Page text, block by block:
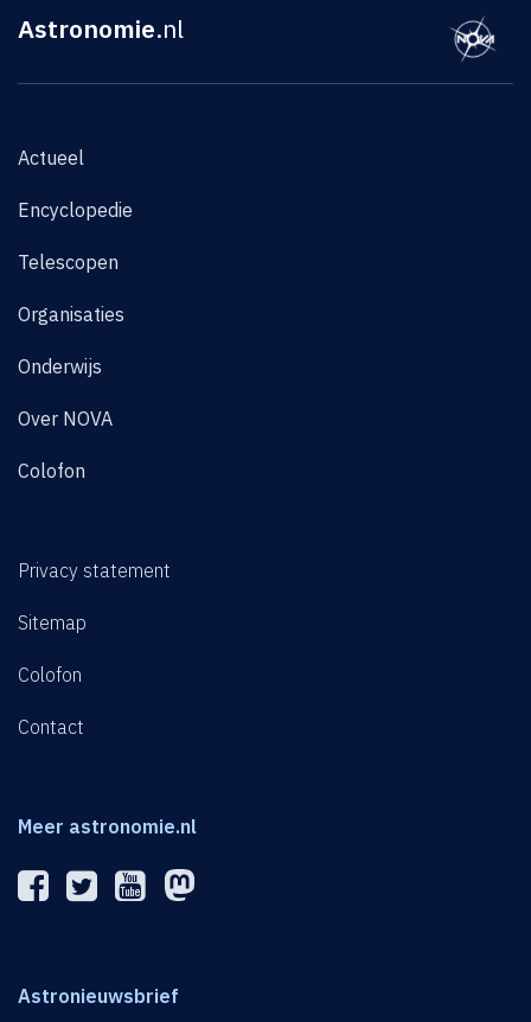
Astronomie.nl
Actueel
Encyclopedie
Telescopen
Organisaties
Onderwijs
Over NOVA
Colofon
Privacy statement
Sitemap
Colofon
Contact
Meer astronomie.nl
Astronieuwsbrief